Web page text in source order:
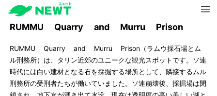
RUMMU Quarry and Murru Prison
RUMMU Quarry and Murru Prison（ラムウ採石場とム
ル刑務所）は、タリン近郊のユニークな観光スポットです。ソ連
時代には白い建材となる石を採掘する場所として、隣接するムル
刑務所の受刑者たちが働いていました。ソ連崩壊後、採掘場は閉